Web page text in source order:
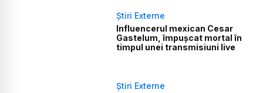
Știri Externe
Influencerul mexican Cesar
Gastelum, împușcat mortal în
timpul unei transmisiuni live
Știri Externe